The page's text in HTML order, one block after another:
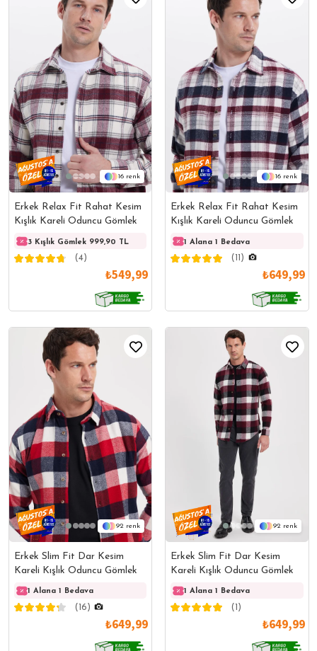
16
Erkek Relax Fit Rahat Kesim
Kışlık Kareli Oduncu Gömlek
3 Kışlık Gömlek 999,90 TL 3 Kışlık Gömlek 999,90 TL
(4)
₺549,99
16
Erkek Relax Fit Rahat Kesim
Kışlık Kareli Oduncu Gömlek
1 Alana 1 Bedava
(11)
₺649,99
92
Erkek Slim Fit Dar Kesim
Kareli Kışlık Oduncu Gömlek
1 Alana 1 Bedava 1 Alana 1 Bedava
(16)
₺649,99
92
Erkek Slim Fit Dar Kesim
Kareli Kışlık Oduncu Gömlek
1 Alana 1 Bedava
(1)
₺649,99